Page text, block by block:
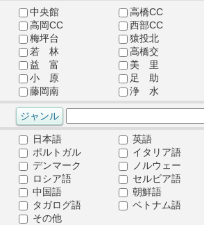
中央館
高橋CC
高岡CC
西部CC
梅坪台
猿投北
若 林
高橋交
益 富
美 里
小 原
足 助
藤岡南
浄 水
日本語
英語
ポルトガル
イタリア語
デンマーク
ノルウェー
ロシア語
セルビア語
中国語
朝鮮語
タガログ語
ベトナム語
その他